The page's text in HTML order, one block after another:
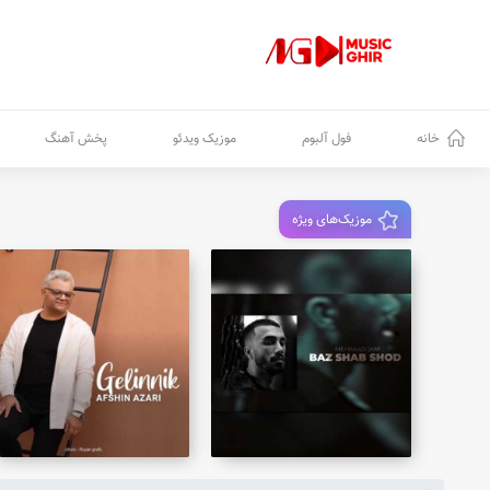
خانه فول آلبوم موزیک ویدئو پخش آهنگ
موزیک‌های ویژه